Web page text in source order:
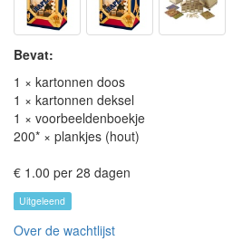
Bevat:
1 × kartonnen doos
1 × kartonnen deksel
1 × voorbeeldenboekje
200* × plankjes (hout)
€ 1.00 per 28 dagen
Uitgeleend
Over de wachtlijst